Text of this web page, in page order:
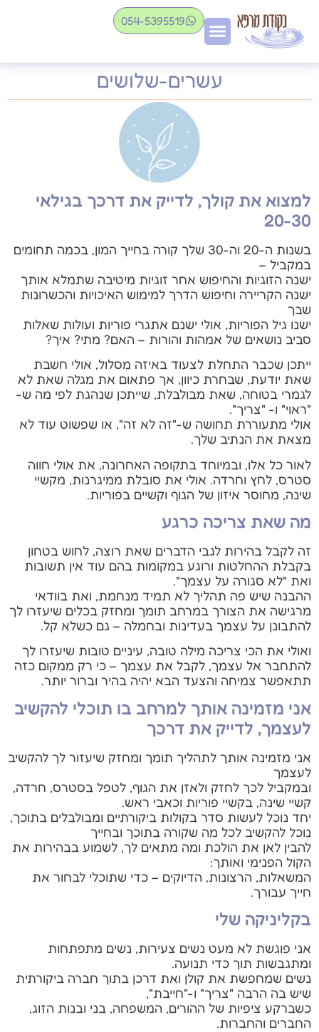
054-5395519
עשרים-שלושים
למצוא את קולך, לדייק את דרכך בגילאי
20-30
בשנות ה-20 וה-30 שלך קורה בחייך המון, בכמה תחומים
במקביל –
ישנה הזוגיות והחיפוש אחר זוגיות מיטיבה שתמלא אותך
ישנה הקריירה וחיפוש הדרך למימוש האיכויות והכשרונות
שבך
ישנו גיל הפוריות, אולי ישנם אתגרי פוריות ועולות שאלות
סביב נושאים של אמהות והורות – האם? מתי? איך?
ייתכן שכבר התחלת לצעוד באיזה מסלול, אולי חשבת
שאת יודעת, שבחרת כיוון, אך פתאום את מגלה שאת לא
לגמרי בטוחה, שאת מבולבלת, שייתכן שנהגת לפי מה ש-
"ראוי" ו- "צריך".
אולי מתעוררת תחושה ש-"זה לא זה", או שפשוט עוד לא
מצאת את הנתיב שלך.
לאור כל אלו, ובמיוחד בתקופה האחרונה, את אולי חווה
סטרס, לחץ וחרדה. אולי את סובלת ממיגרנות, מקשיי
שינה, מחוסר איזון של הגוף וקשיים בפוריות.
מה שאת צריכה כרגע
זה לקבל בהירות לגבי הדברים שאת רוצה, לחוש בטחון
בקבלת ההחלטות ורוגע במקומות בהם עוד אין תשובות
ואת "לא סגורה על עצמך".
ההבנה שיש פה תהליך לא תמיד מנחמת, ואת בוודאי
מרגישה את הצורך במרחב תומך ומחזק בכלים שיעזרו לך
להתבונן על עצמך בעדינות ובחמלה – גם כשלא קל.
ואולי את הכי צריכה מילה טובה, עיניים טובות שיעזרו לך
להתחבר אל עצמך, לקבל את עצמך – כי רק ממקום כזה
תתאפשר צמיחה והצעד הבא יהיה בהיר וברור יותר.
אני מזמינה אותך למרחב בו תוכלי להקשיב
לעצמך, לדייק את דרכך
אני מזמינה אותך לתהליך תומך ומחזק שיעזור לך להקשיב
לעצמך
ובמקביל לכך לחזק ולאזן את הגוף, לטפל בסטרס, חרדה,
קשיי שינה, בקשיי פוריות וכאבי ראש.
יחד נוכל לעשות סדר בקולות ביקורתיים ומבולבלים בתוכך,
נוכל להקשיב לכל מה שקורה בתוכך ובחייך
להבין לאן את הולכת ומה מתאים לך, לשמוע בבהירות את
הקול הפנימי ואותך:
המשאלות, הרצונות, הדיוקים – כדי שתוכלי לבחור את
חייך עבורך.
בקליניקה שלי
אני פוגשת לא מעט נשים צעירות, נשים מתפתחות
ומתגבשות תוך כדי תנועה.
נשים שמחפשת את קולן ואת דרכן בתוך חברה ביקורתית
שיש בה הרבה "צריך" ו-"חייבת",
כשברקע ציפיות של ההורים, המשפחה, בני ובנות הזוג,
החברים והחברות.